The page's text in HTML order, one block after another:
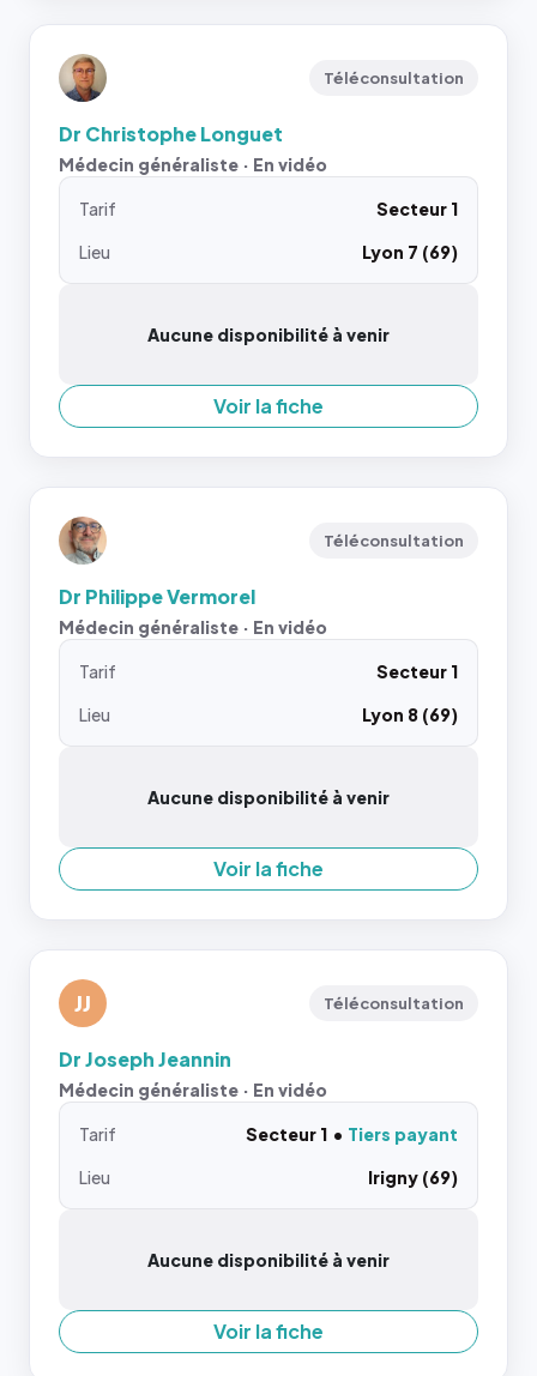
Téléconsultation
Dr Christophe Longuet
Médecin généraliste · En vidéo
Tarif
Secteur 1
Lieu
Lyon 7 (69)
Aucune disponibilité à venir
Voir la fiche
Téléconsultation
Dr Philippe Vermorel
Médecin généraliste · En vidéo
Tarif
Secteur 1
Lieu
Lyon 8 (69)
Aucune disponibilité à venir
Voir la fiche
JJ Téléconsultation
Dr Joseph Jeannin
Médecin généraliste · En vidéo
Tarif Secteur 1
Tiers payant
Lieu
Irigny (69)
Aucune disponibilité à venir
Voir la fiche